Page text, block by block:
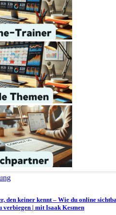
den keiner kennt – Wie du online
| mit Isaak Kesmen